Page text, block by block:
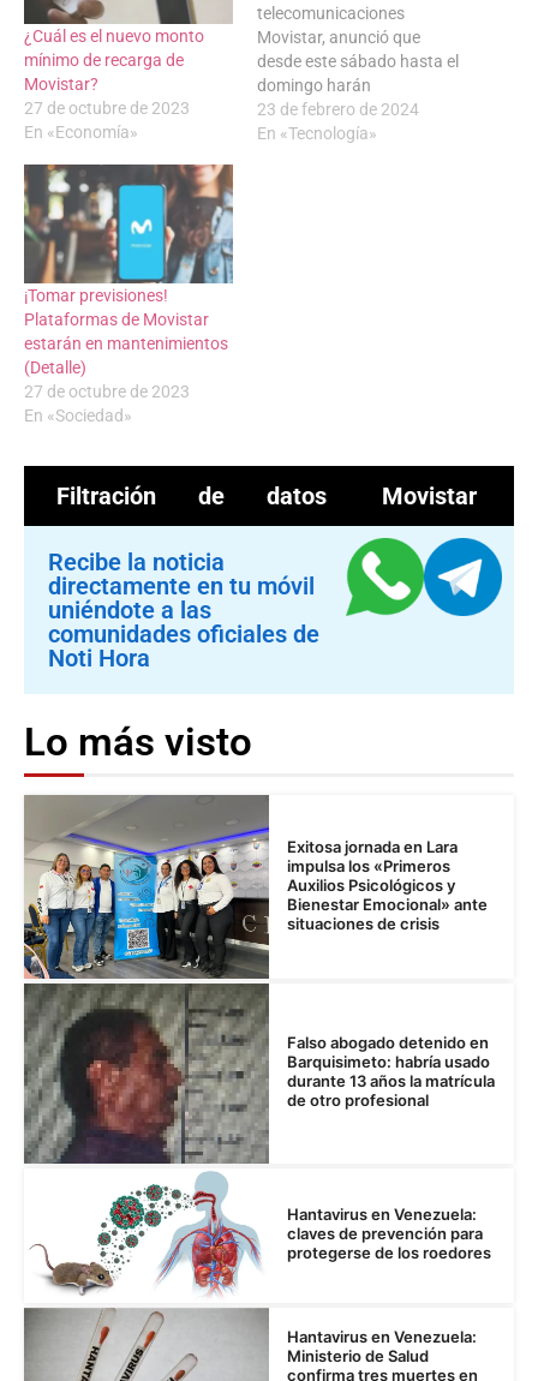
¿Cuál es el nuevo monto
mínimo de recarga de
Movistar?
27 de octubre de 2023
En «Economía»
telecomunicaciones
Movistar, anunció que
desde este sábado hasta el
domingo harán
actualizacion tecnológica
de plataformas. Los
23 de febrero de 2024
En «Tecnología»
¡Tomar previsiones!
Plataformas de Movistar
estarán en mantenimientos
(Detalle)
27 de octubre de 2023
En «Sociedad»
Filtración de datos Movistar
Recibe la noticia
directamente en tu móvil
uniéndote a las
comunidades oficiales de
Noti Hora
Lo más visto
Exitosa jornada en Lara
impulsa los «Primeros
Auxilios Psicológicos y
Bienestar Emocional» ante
situaciones de crisis
Falso abogado detenido en
Barquisimeto: habría usado
durante 13 años la matrícula
de otro profesional
Hantavirus en Venezuela:
claves de prevención para
protegerse de los roedores
Hantavirus en Venezuela:
Ministerio de Salud
confirma tres muertes en